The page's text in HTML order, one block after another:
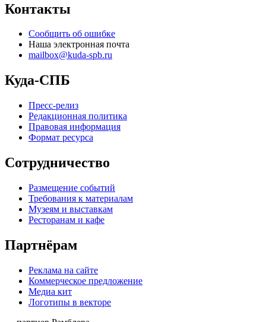
Контакты
Сообщить об ошибке
Наша электронная почта
mailbox@kuda-spb.ru
Куда-СПБ
Пресс-релиз
Редакционная политика
Правовая информация
Формат ресурса
Сотрудничество
Размещение событий
Требования к материалам
Музеям и выставкам
Ресторанам и кафе
Партнёрам
Реклама на сайте
Коммерческое предложение
Медиа кит
Логотипы в векторе